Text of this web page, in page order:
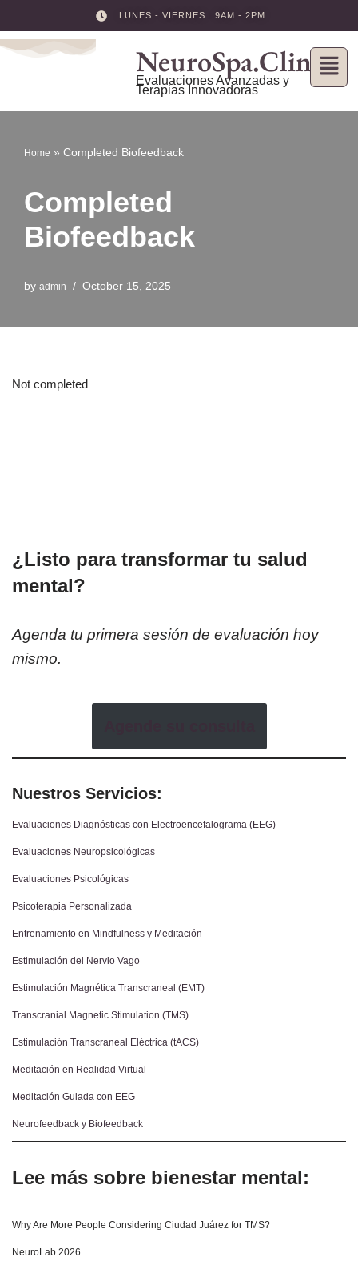
Skip
LUNES - VIERNES : 9AM - 2PM
NeuroSpa.Clinic
Evaluaciones Avanzadas y
Terapias Innovadoras
Home » Completed Biofeedback
Completed
Biofeedback
by admin October 15, 2025
Not completed
¿Listo para transformar tu salud
mental?
Agenda tu primera sesión de evaluación hoy
mismo.
Nuestros Servicios:
Evaluaciones Diagnósticas con Electroencefalograma (EEG)
Evaluaciones Neuropsicológicas
Evaluaciones Psicológicas
Psicoterapia Personalizada
Entrenamiento en Mindfulness y Meditación
Estimulación del Nervio Vago
Estimulación Magnética Transcraneal (EMT)
Transcranial Magnetic Stimulation (TMS)
Estimulación Transcraneal Eléctrica (tACS)
Meditación en Realidad Virtual
Meditación Guiada con EEG
Neurofeedback y Biofeedback
Lee más sobre bienestar mental:
Why Are More People Considering Ciudad Juárez for TMS?
NeuroLab 2026